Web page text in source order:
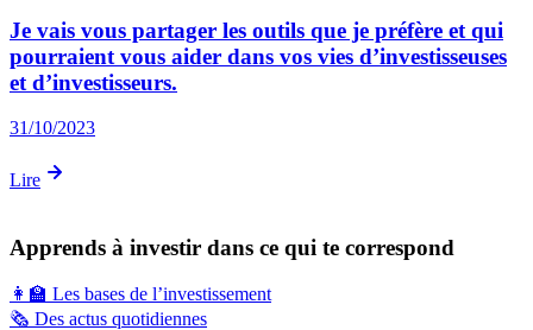
Je vais vous partager les outils que je préfère et qui
pourraient vous aider dans vos vies d’investisseuses
et d’investisseurs.
31/10/2023
Lire
Apprends à investir dans ce qui te correspond
👩‍🏫 Les bases de l’investissement
🗞️ Des actus quotidiennes